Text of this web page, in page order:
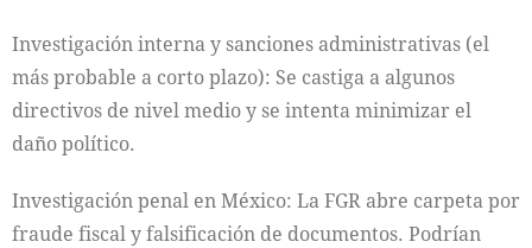
Investigación interna y sanciones administrativas (el
más probable a corto plazo): Se castiga a algunos
directivos de nivel medio y se intenta minimizar el
daño político.
Investigación penal en México: La FGR abre carpeta por
fraude fiscal y falsificación de documentos. Podrían